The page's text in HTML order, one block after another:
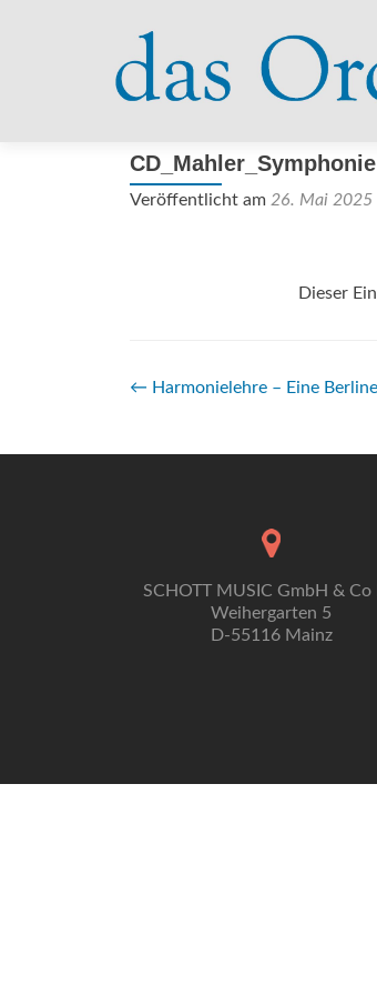
Veröffentlicht am 26. Mai 2025
Dieser
Beitrags-
← Harmonielehre – Eine
SCHOTT MUSIC GmbH & Co
Weihergarten 5
D-55116 Mainz